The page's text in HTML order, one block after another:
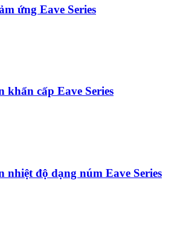
ứng Eave Series
khẩn cấp Eave Series
nhiệt độ dạng núm Eave Series